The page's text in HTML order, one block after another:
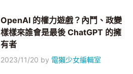
OpenAI 的權力遊戲？內鬥、政變
樣樣來誰會是最後 ChatGPT 的擁
有者
2023/11/20 by 電獺少女編輯室